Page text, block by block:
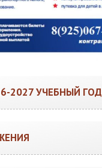
2027 УЧЕБНЫЙ ГОД